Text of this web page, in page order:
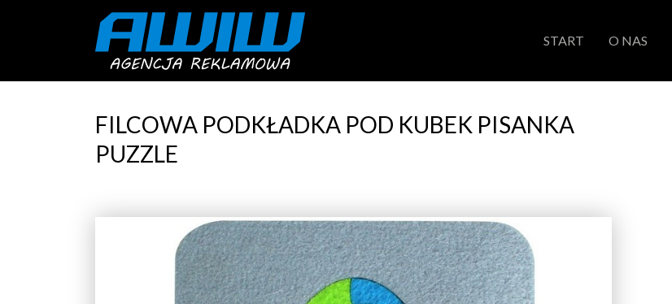
START O NAS
FILCOWA PODKŁADKA POD KUBEK PISANKA
PUZZLE